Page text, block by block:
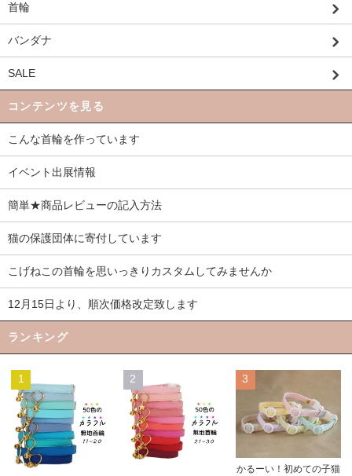
首輪
バンダナ
SALE
コンテンツを見る
こんな首輪を作っています
イベント出展情報
簡単★商品レビューの記入方法
猫の保護団体に寄付しています
こげねこの首輪を思いっきりカスタムしてみませんか
12月15日より、順次価格改定致します
ランキング
1 2 3
かるーい！初めての子猫